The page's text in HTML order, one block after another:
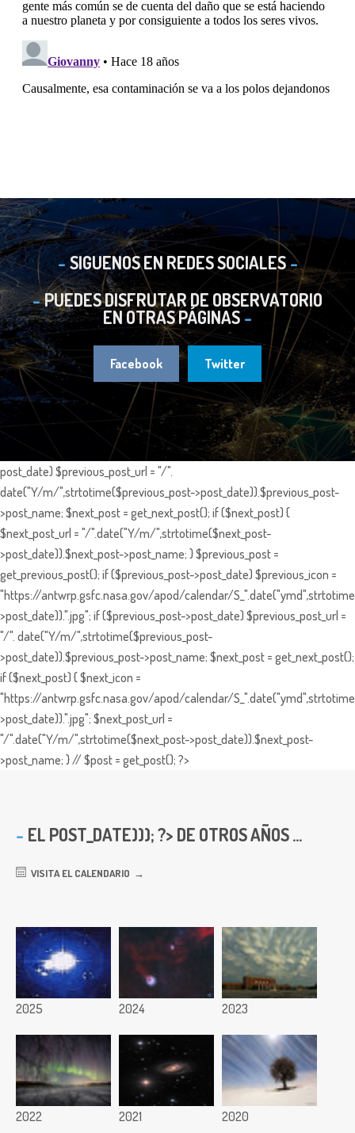
SIGUENOS EN REDES SOCIALES
PUEDES DISFRUTAR DE OBSERVATORIO
EN OTRAS PÁGINAS
Facebook Twitter
post_date) $previous_post_url = "/".
date("Y/m/",strtotime($previous_post->post_date)).$previous_post-
>post_name; $next_post = get_next_post(); if ($next_post) {
$next_post_url = "/".date("Y/m/",strtotime($next_post-
>post_date)).$next_post->post_name; } $previous_post =
get_previous_post(); if ($previous_post->post_date) $previous_icon =
"https://antwrp.gsfc.nasa.gov/apod/calendar/
>post_date)).".jpg"; if ($previous_post->post_date) $previous_post_url =
"/". date("Y/m/",strtotime($previous_post-
>post_date)).$previous_post->post_name; $next_post = get_next_post();
if ($next_post) { $next_icon =
"https://antwrp.gsfc.nasa.gov/apod/calendar/
>post_date)).".jpg"; $next_post_url =
"/".date("Y/m/",strtotime($next_post->post_date)).$next_post-
>post_name; } // $post = get_post(); ?>
EL POST_DATE))); ?> DE OTROS AÑOS ...
VISITA EL CALENDARIO
2025 2024 2023
2022 2021 2020